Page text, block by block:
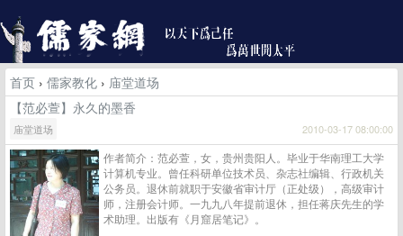
首页 › 儒家教化 › 庙堂道场
【范必萱】永久的墨香
庙堂道场 2010-03-17 08:00:00
作者简介：范必萱，女，贵州贵阳人。毕业于华南理工大学
计算机专业。曾任科研单位技术员、杂志社编辑、行政机关
公务员。退休前就职于安徽省审计厅（正处级），高级审计
师，注册会计师。一九九八年提前退休，担任蒋庆先生的学
术助理。出版有《月窟居笔记》。